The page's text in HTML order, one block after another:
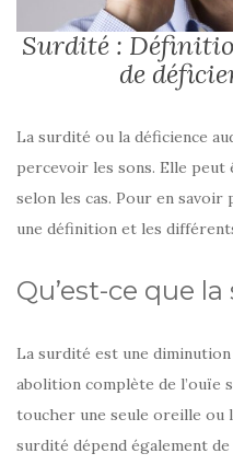
Surdité :
de
La surdité ou la déficience
percevoir les sons. Elle
selon les cas. Pour en savoir
une définition et les
Qu’est-ce que
La surdité est une diminution
abolition complète de l’ouïe
toucher une seule oreille ou
surdité dépend également